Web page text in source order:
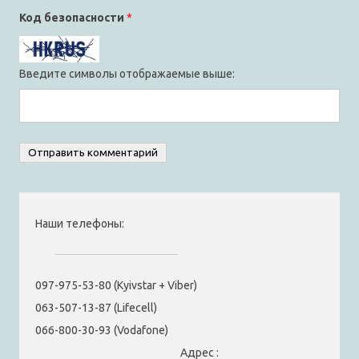
Код безопасности *
Введите символы отображаемые выше:
Наши телефоны:
097-975-53-80 (Kyivstar + Viber)
063-507-13-87 (Lifecell)
066-800-30-93 (Vodafone)
Адрес :